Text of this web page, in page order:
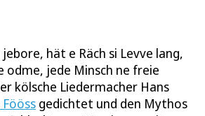
jebore, hät e Räch si Levve lang,
odme, jede Minsch ne freie
kölsche Liedermacher Hans
Fööss gedichtet und den Mythos